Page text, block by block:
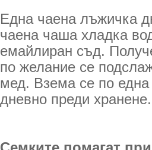
Една чаена лъжичка
чаена чаша хладка
емайлиран съд.
по желание се
мед. Взема се по
дневно преди хранене.